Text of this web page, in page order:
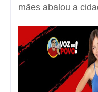
mães abalou a